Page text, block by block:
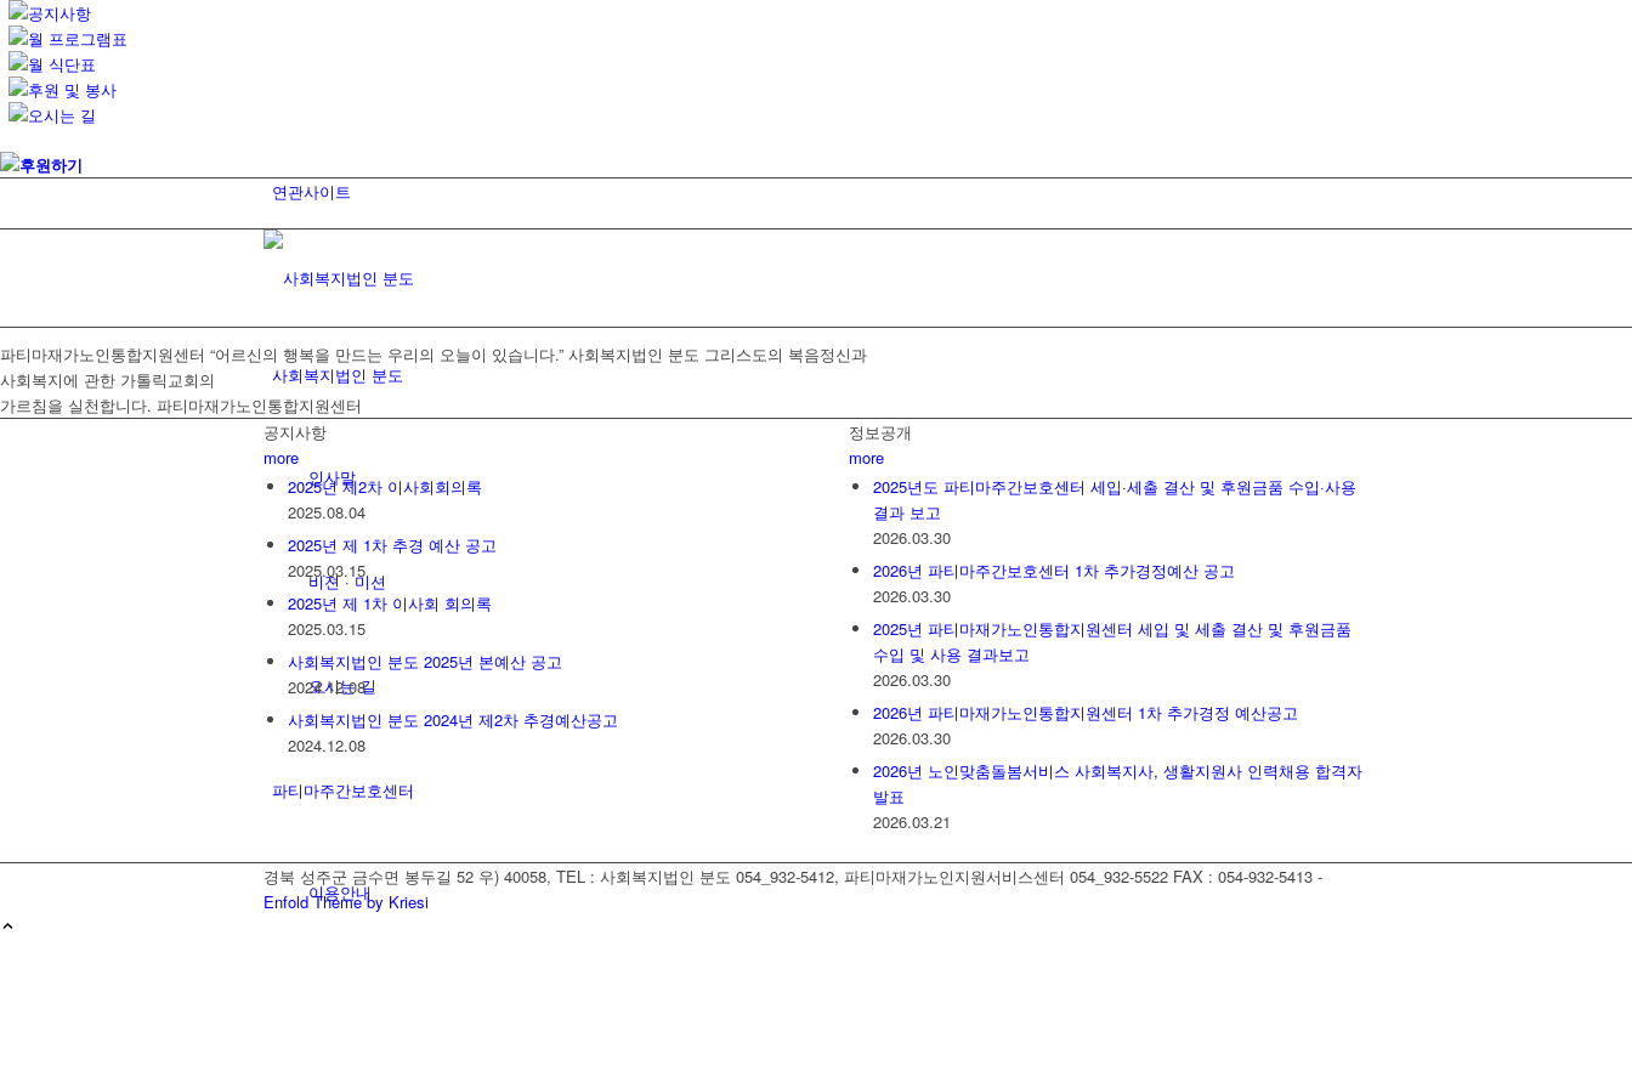
공지사항
월 프로그램표
월 식단표
후원 및 봉사
오시는 길
후원하기
연관사이트
사회복지법인 분도
인사말
비젼 · 미션
오시는 길
파티마주간보호센터
이용안내
파티마재가노인통합지원센터 “어르신의 행복을 만드는 우리의 오늘이 있습니다.” 사회복지법인 분도 그리스도의 복음정신과
사회복지에 관한 가톨릭교회의
가르침을 실천합니다. 파티마재가노인통합지원센터
공지사항
more
2025년 제2차 이사회회의록
2025.08.04
2025년 제 1차 추경 예산 공고
2025.03.15
2025년 제 1차 이사회 회의록
2025.03.15
사회복지법인 분도 2025년 본예산 공고
2024.12.08
사회복지법인 분도 2024년 제2차 추경예산공고
2024.12.08
정보공개
more
2025년도 파티마주간보호센터 세입·세출 결산 및 후원금품 수입·사용
결과 보고
2026.03.30
2026년 파티마주간보호센터 1차 추가경정예산 공고
2026.03.30
2025년 파티마재가노인통합지원센터 세입 및 세출 결산 및 후원금품
수입 및 사용 결과보고
2026.03.30
2026년 파티마재가노인통합지원센터 1차 추가경정 예산공고
2026.03.30
2026년 노인맞춤돌봄서비스 사회복지사, 생활지원사 인력채용 합격자
발표
2026.03.21
경북 성주군 금수면 봉두길 52 우) 40058, TEL : 사회복지법인 분도 054_932-5412, 파티마재가노인지원서비스센터 054_932-5522 FAX : 054-932-5413 -
Enfold Theme by Kriesi